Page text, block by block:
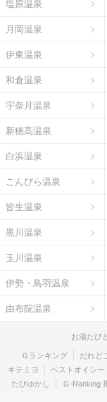
塩原温泉
月岡温泉
伊東温泉
和倉温泉
宇奈月温泉
新穂高温泉
白浜温泉
こんぴら温泉
皆生温泉
黒川温泉
玉川温泉
伊勢・鳥羽温泉
由布院温泉
お湯たび
Ｇランキング だれど
キテミヨ
ベストオイシー
たびゆかし
Ｇ-Ranking